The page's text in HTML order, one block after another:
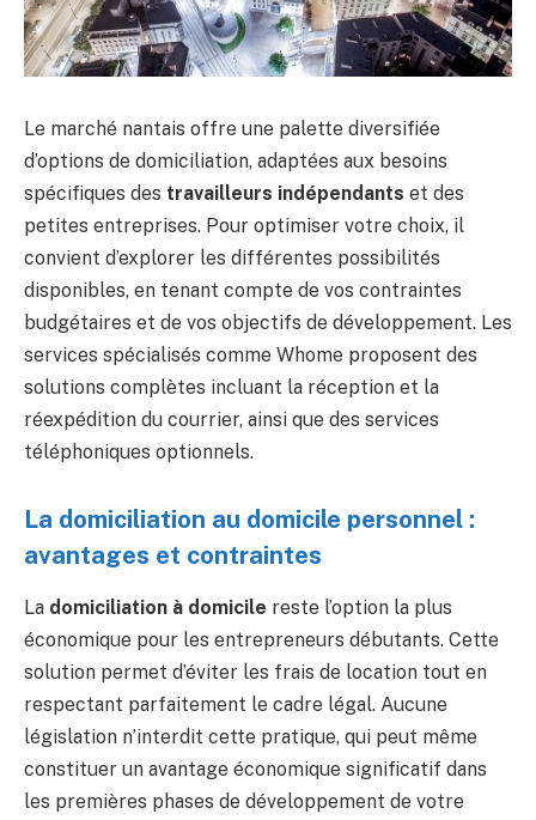
Le marché nantais offre une palette diversifiée
d’options de domiciliation, adaptées aux besoins
spécifiques des travailleurs indépendants et des
petites entreprises. Pour optimiser votre choix, il
convient d’explorer les différentes possibilités
disponibles, en tenant compte de vos contraintes
budgétaires et de vos objectifs de développement. Les
services spécialisés comme Whome proposent des
solutions complètes incluant la réception et la
réexpédition du courrier, ainsi que des services
téléphoniques optionnels.
La domiciliation au domicile personnel :
avantages et contraintes
La domiciliation à domicile reste l’option la plus
économique pour les entrepreneurs débutants. Cette
solution permet d’éviter les frais de location tout en
respectant parfaitement le cadre légal. Aucune
législation n’interdit cette pratique, qui peut même
constituer un avantage économique significatif dans
les premières phases de développement de votre